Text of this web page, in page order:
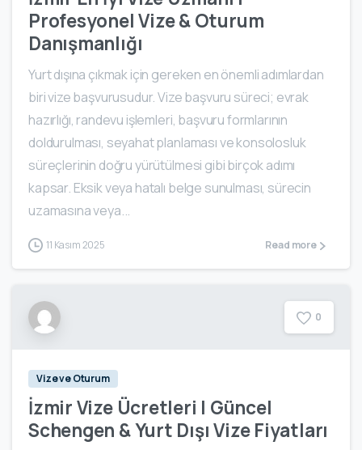
Profesyonel Vize & Oturum
Danışmanlığı
Yurt dışına çıkmak için gereken en önemli adımlardan
biri vize başvurusudur. Vize başvuru süreci; evrak
hazırlığı, randevu işlemleri, başvuru formlarının
doldurulması, seyahat planlaması ve konsolosluk
süreçlerinin doğru yürütülmesi gibi birçok adımı
kapsar. Eksik veya hatalı belge sunulması, sürecin
uzamasına veya...
11 Kasım 2025 Read more
0
Vize ve Oturum
İzmir Vize Ücretleri | Güncel
Schengen & Yurt Dışı Vize Fiyatları